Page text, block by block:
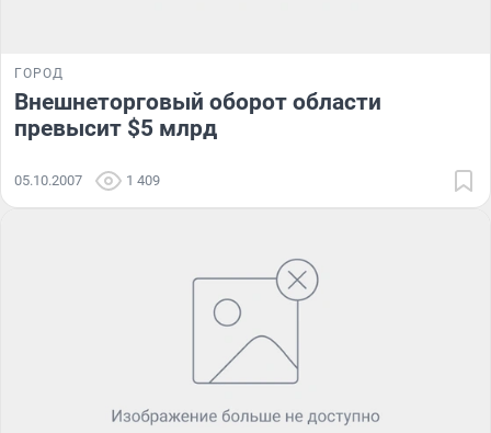
ГОРОД
Внешнеторговый оборот области
превысит $5 млрд
05.10.2007 1 409